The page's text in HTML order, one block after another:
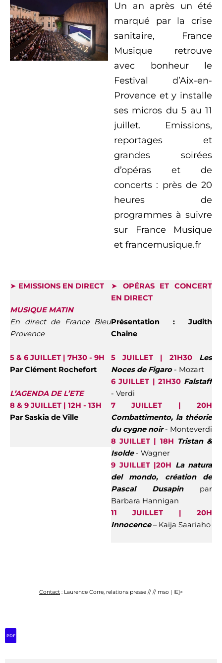
Un an après un été
marqué par la crise
sanitaire, France
Musique retrouve
avec bonheur le
Festival d’Aix-en-
Provence et y installe
ses micros du 5 au 11
juillet. Emissions,
reportages et
grandes soirées
d’opéras et de
concerts : près de 20
heures de
programmes à suivre
sur France Musique
et francemusique.fr
➤ EMISSIONS EN DIRECT
MUSIQUE MATIN
En direct de France Bleu
Provence
5 & 6 JUILLET | 7H30 - 9H
Par Clément Rochefort
L’AGENDA DE L’ETE
8 & 9 JUILLET | 12H - 13H
Par Saskia de Ville
➤
OPÉRAS ET CONCERT
EN DIRECT
Présentation : Judith
Chaine
5 JUILLET | 21H30 Les
Noces de Figaro - Mozart
6 JUILLET | 21H30 Falstaff
- Verdi
7 JUILLET | 20H
Combattimento, la théorie
du cygne noir - Monteverdi
8 JUILLET | 18H Tristan &
Isolde - Wagner
9 JUILLET |20H La natura
del mondo, création de
Pascal Dusapin par
Barbara Hannigan
11 JUILLET | 20H
Innocence – Kaija Saariaho
Contact : Laurence Corre, relations presse // // mso | IE]>
PDF